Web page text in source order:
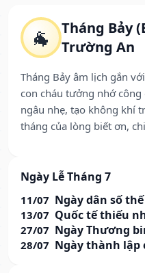
🐐
Tháng Bảy
Trường An
Tháng Bảy âm lịch gắn
con cháu tưởng nhớ
ngâu nhẹ, tạo không khí
tháng của lòng biết ơn,
Ngày Lễ Tháng 7
11/07 Ngày dân số
13/07 Quốc tế thiếu
27/07 Ngày Thương
28/07 Ngày thành lập